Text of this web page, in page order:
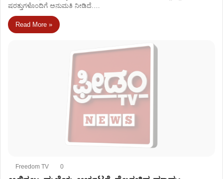
ಷರತ್ತುಗಳೊಂದಿಗೆ ಅನುಮತಿ ನೀಡಿದೆ.…
Read More »
Freedom TV 0